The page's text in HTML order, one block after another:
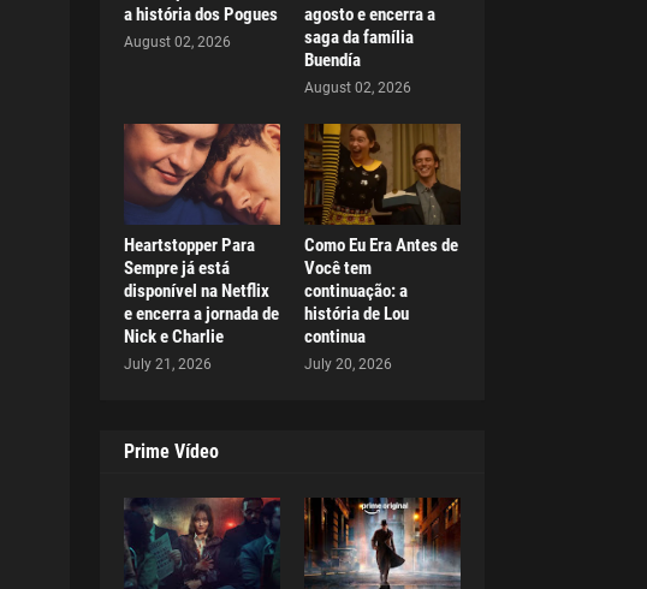
a história dos Pogues
August 02, 2026
agosto e encerra a
saga da família
Buendía
August 02, 2026
Heartstopper Para
Sempre já está
disponível na Netflix
e encerra a jornada de
Nick e Charlie
July 21, 2026
Como Eu Era Antes de
Você tem
continuação: a
história de Lou
continua
July 20, 2026
Prime Vídeo